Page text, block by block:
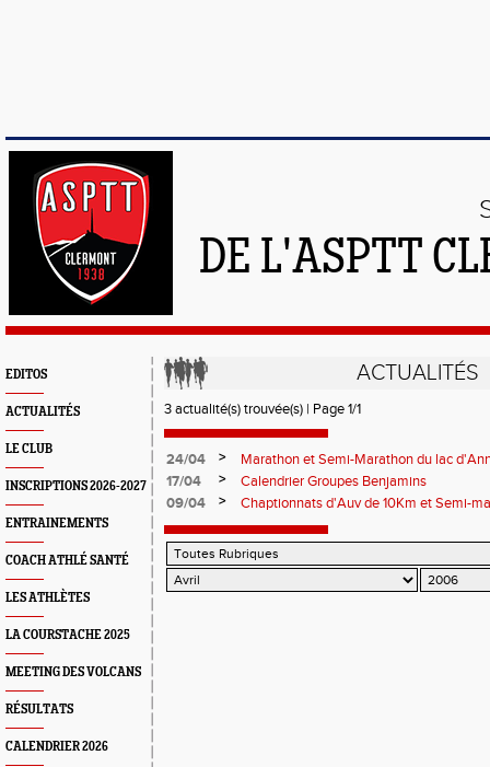
DE L'ASPTT
EDITOS
ACTUALITÉS
LE CLUB
INSCRIPTIONS 2026-2027
ENTRAINEMENTS
COACH ATHLÉ SANTÉ
LES ATHLÈTES
LA COURSTACHE 2025
MEETING DES VOLCANS
RÉSULTATS
CALENDRIER 2026
ACTUALITÉS
3 actualité(s) trouvée(s) | Page 1/1
24/04 >
Marathon et Semi-Marathon du lac
17/04
>
Calendrier Groupes Benjamins
09/04
> Chaptionnats d'Auv de 10Km et Semi-